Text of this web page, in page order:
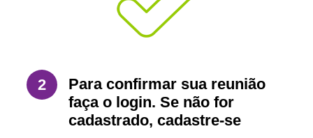
2
Para confirmar sua reunião
faça o login. Se não for
cadastrado, cadastre-se